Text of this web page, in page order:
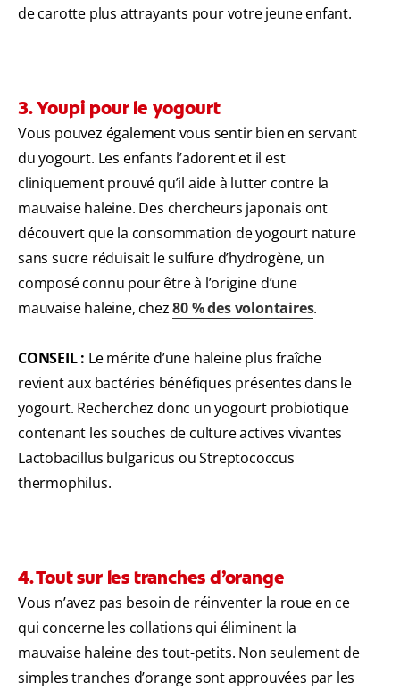
de carotte plus attrayants pour votre jeune enfant.
3. Youpi pour le yogourt
Vous pouvez également vous sentir bien en servant
du yogourt. Les enfants l’adorent et il est
cliniquement prouvé qu’il aide à lutter contre la
mauvaise haleine. Des chercheurs japonais ont
découvert que la consommation de yogourt nature
sans sucre réduisait le sulfure d’hydrogène, un
composé connu pour être à l’origine d’une
mauvaise haleine, chez80 % des volontaires.
CONSEIL : Le mérite d’une haleine plus fraîche
revient aux bactéries bénéfiques présentes dans le
yogourt. Recherchez donc un yogourt probiotique
contenant les souches de culture actives vivantes
Lactobacillus bulgaricus ou Streptococcus
thermophilus.
4. Tout sur les tranches d’orange
Vous n’avez pas besoin de réinventer la roue en ce
qui concerne les collations qui éliminent la
mauvaise haleine des tout-petits. Non seulement de
simples tranches d’orange sont approuvées par les